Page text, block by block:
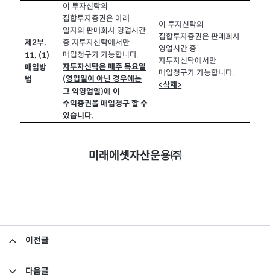
제2부.
11. (1)
매입방
법
이 투자신탁의
집합투자증권은 아래
일자의 판매회사 영업시간
중 자투자신탁에서만
매입청구가 가능합니다.
자투자신탁은 매주 목요일
(영업일이 아닌 경우에는
그 익영업일)에 이
수익증권을 매입청구 할 수
있습니다.
이 투자신탁의
집합투자증권은 판매회사
영업시간 중
자투자신탁에서만
매입청구가 가능합니다.
<삭제 >
미래에셋자산운용㈜
이전글
다음글